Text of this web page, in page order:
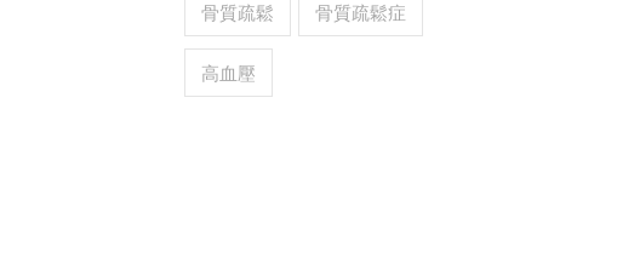
骨質疏鬆 骨質疏鬆症
高血壓